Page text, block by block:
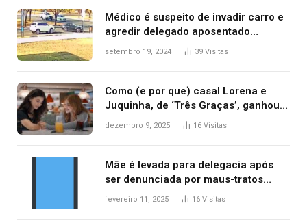
Médico é suspeito de invadir carro e
agredir delegado aposentado
durante confusão no trânsito
setembro 19, 2024 39 Visitas
Como (e por que) casal Lorena e
Juquinha, de ‘Três Graças’, ganhou
repercussão internacional
dezembro 9, 2025 16 Visitas
Mãe é levada para delegacia após
ser denunciada por maus-tratos
contra dois filhos, diz polícia
fevereiro 11, 2025 16 Visitas